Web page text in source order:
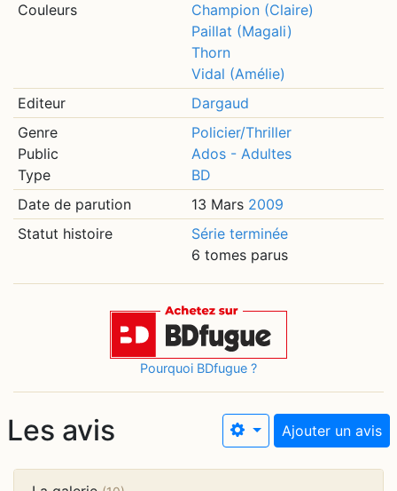
Couleurs
Champion (Claire)
Paillat (Magali)
Thorn
Vidal (Amélie)
Editeur
Dargaud
Genre
Public
Type
Policier/Thriller
Ados - Adultes
BD
Date de parution
13 Mars 2009
Statut histoire
Série terminée
6 tomes parus
Pourquoi BDfugue ?
Les avis Ajouter un avis